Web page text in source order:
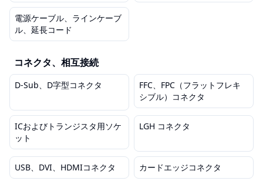
電源ケーブル、ラインケーブ
ル、延長コード
コネクタ、相互接続
D-Sub、D字型コネクタ
FFC、FPC（フラットフレキ
シブル）コネクタ
ICおよびトランジスタ用ソケ
ット
LGH コネクタ
USB、DVI、HDMIコネクタ カードエッジコネクタ